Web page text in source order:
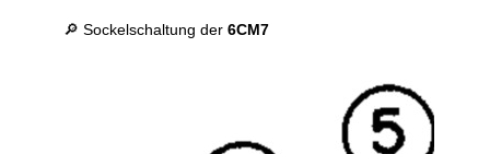
🔎 Sockelschaltung der6CM7